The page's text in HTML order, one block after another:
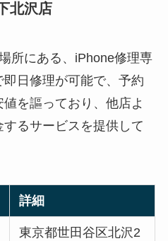
北沢店
所にある、iPhone修理専
日修理が可能で、予約
を謳っており、他店よ
るサービスを提供して
詳細
東京都世田谷区北沢2